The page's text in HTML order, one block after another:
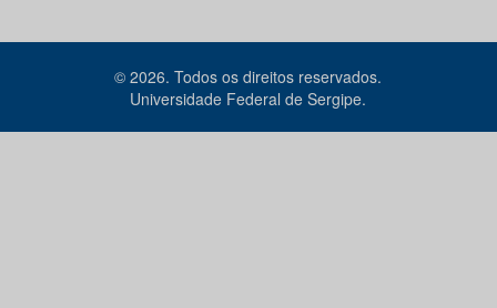
© 2026. Todos os direitos reservados.
Universidade Federal de Sergipe.